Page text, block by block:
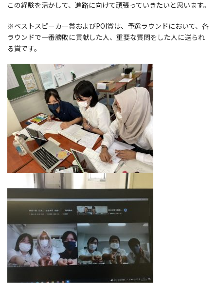
この経験を活かして、進路に向けて頑張っていきたいと思います。
※ベストスピーカー賞およびPOI賞は、予選ラウンドにおいて、各
ラウンドで一番勝敗に貢献した人、重要な質問をした人に送られ
る賞です。